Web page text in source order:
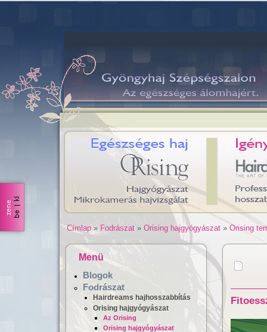
Címlap» Fodrászat» Orising hajgyógyászat» Orising
Menü
Blogok
Fodrászat
Hairdreams hajhosszabbítás
Orising hajgyógyászat
Az Orising
Orising hajgyógyászat